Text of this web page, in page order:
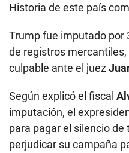
Historia de este país
Trump fue imputado por
de registros
culpable ante el juez
Según explicó el fiscal
imputación, el
para pagar el silencio
perjudicar su campaña